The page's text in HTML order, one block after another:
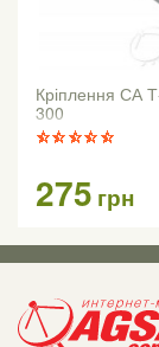
Кріплення СА
300
275 грн